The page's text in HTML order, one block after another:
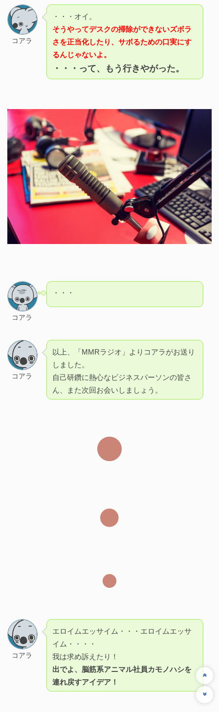
コアラ
・・・オイ。
そうやってデスクの掃除ができないズボラ
さを正当化したり、サボるための口実にす
るんじゃないよ。
・・・って、もう行きやがった。
コアラ
・・・
コアラ
以上、「MMRラジオ」よりコアラがお送り
しました。
自己研鑽に熱心なビジネスパーソンの皆さ
ん、また次回お会いしましょう。
コアラ
エロイムエッサイム・・・エロイムエッサ
イム・・・・
我は求め訴えたり！
出でよ、脳筋系アニマル社員カモノハシを
連れ戻すアイデア！